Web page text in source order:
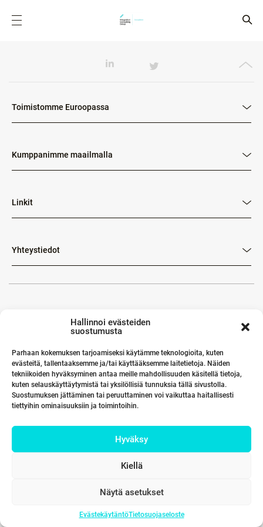
Hallinnoi evästeiden
suostumusta
Parhaan kokemuksen tarjoamiseksi käytämme teknologioita, kuten
evästeitä, tallentaaksemme ja/tai käyttääksemme laitetietoja. Näiden
tekniikoiden hyväksyminen antaa meille mahdollisuuden käsitellä tietoja,
kuten selauskäyttäytymistä tai yksilöllisiä tunnuksia tällä sivustolla.
Suostumuksen jättäminen tai peruuttaminen voi vaikuttaa haitallisesti
tiettyihin ominaisuuksiin ja toimintoihin.
Hyväksy
Kiellä
Näytä asetukset
EvästekäytäntöTietosuojaseloste
Toimistomme Euroopassa
Kumppanimme maailmalla
Linkit
Yhteystiedot